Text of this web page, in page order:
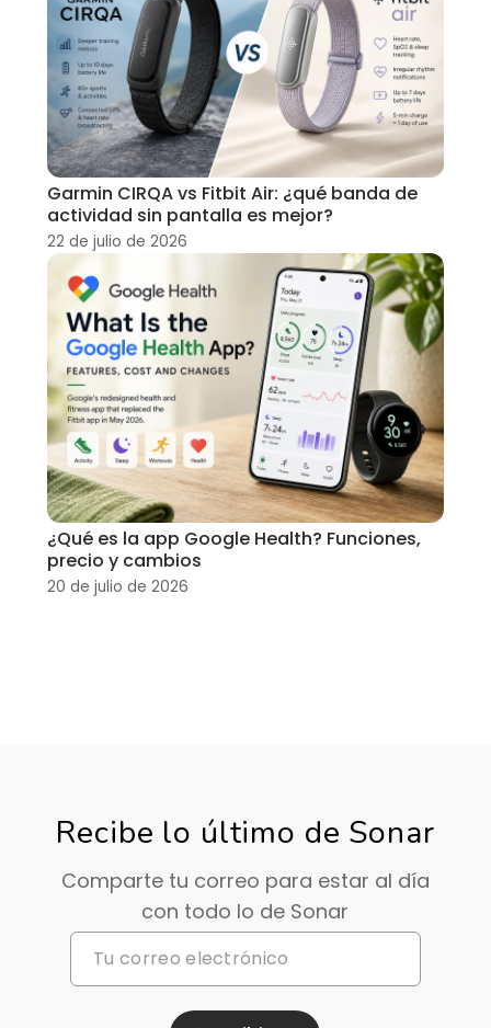
Garmin CIRQA vs Fitbit Air: ¿qué banda de
actividad sin pantalla es mejor?
22 de julio de 2026
¿Qué es la app Google Health? Funciones,
precio y cambios
20 de julio de 2026
Recibe lo último de Sonar
Comparte tu correo para estar al día
con todo lo de Sonar